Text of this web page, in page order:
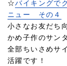
☆バイキングで
ニュー その４
小さなお友だち
かめ子作のサン
全部ちいさめサ
活躍です！